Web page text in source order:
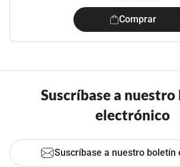
Comprar
Suscríbase a
electrónico
Suscríbase a nuestro boletín